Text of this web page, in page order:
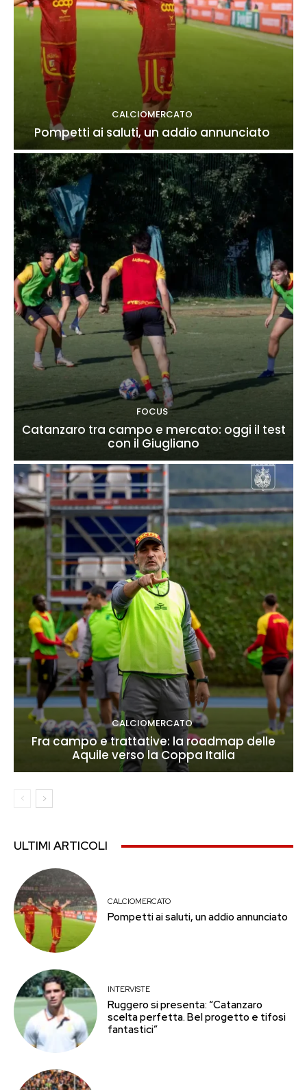
CALCIOMERCATO
Pompetti ai saluti, un addio annunciato
FOCUS
Catanzaro tra campo e mercato: oggi il test
con il Giugliano
CALCIOMERCATO
Fra campo e trattative: la roadmap delle
Aquile verso la Coppa Italia
ULTIMI ARTICOLI
CALCIOMERCATO
Pompetti ai saluti, un addio annunciato
INTERVISTE
Ruggero si presenta: “Catanzaro
scelta perfetta. Bel progetto e tifosi
fantastici”